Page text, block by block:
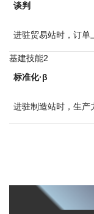
谈判
进驻贸易站时，订单
基建技能2
标准化·β
进驻制造站时，生产